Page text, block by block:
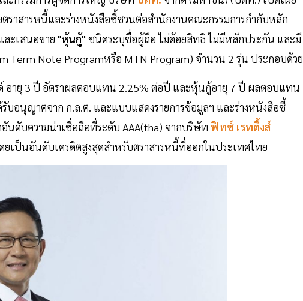
ราสารหนี้และร่างหนังสือชี้ชวนต่อสำนักงานคณะกรรมการกำกับหลัก
ะเสนอขาย "หุ้นกู้" ชนิดระบุชื่อผู้ถือ ไม่ด้อยสิทธิ ไม่มีหลักประกัน และมี
Term Note Programหรือ MTN Program) จำนวน 2 รุ่น ประกอบด้วย
3 ปี อัตราผลตอบแทน 2.25% ต่อปี และหุ้นกู้อายุ 7 ปี ผลตอบแทน
อนุญาตจาก ก.ล.ต. และแบบแสดงรายการข้อมูลฯ และร่างหนังสือชี้
นดับความน่าเชื่อถือที่ระดับ AAA(tha) จากบริษัท ฟิทช์ เรทติ้งส์
ยเป็นอันดับเครดิตสูงสุดสำหรับตราสารหนี้ที่ออกในประเทศไทย